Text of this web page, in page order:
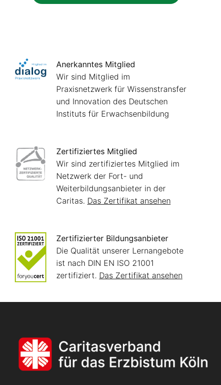
Anerkanntes Mitglied
Wir sind Mitglied im
Praxisnetzwerk für Wissenstransfer
und Innovation des Deutschen
Instituts für Erwachsenbildung
Zertifiziertes Mitglied
Wir sind zertifiziertes Mitglied im
Netzwerk der Fort- und
Weiterbildungsanbieter in der
Caritas. Das Zertifikat ansehen
Zertifizierter Bildungsanbieter
Die Qualität unserer Lernangebote
ist nach DIN EN ISO 21001
zertifiziert. Das Zertifikat ansehen